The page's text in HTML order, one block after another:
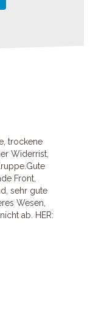
trockene
Widerrist,
Front,
sehr gute
Wesen,
ab. HER: